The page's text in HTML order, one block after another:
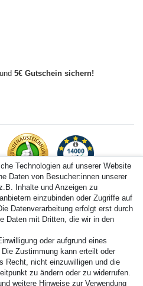
5€ Gutschein sichern!
Versandkosten
Technologien auf unserer Website
Daten von Besucher:innen unserer
Inhalte und Anzeigen zu
einzubinden oder Zugriffe auf
Datenverarbeitung erfolgt erst durch
Daten mit Dritten, die wir in den
oder aufgrund eines
Zustimmung kann erteilt oder
Recht, nicht einzuwilligen und die
zu ändern oder zu widerrufen.
weitere Hinweise zur Verwendung